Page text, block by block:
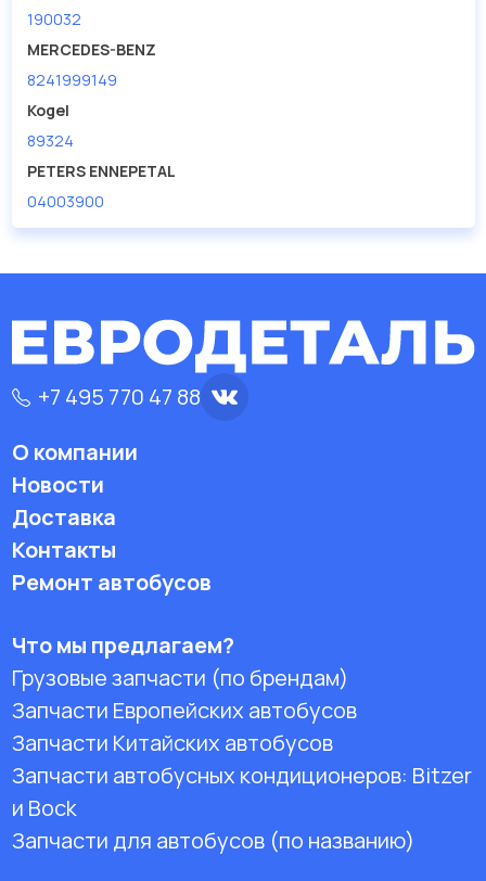
190032
MERCEDES-BENZ
8241999149
Kogel
89324
PETERS ENNEPETAL
04003900
+7 495 770 47 88
О компании
Новости
Доставка
Контакты
Ремонт автобусов
Что мы предлагаем?
Грузовые запчасти (по брендам)
Запчасти Европейских автобусов
Запчасти Китайских автобусов
Запчасти автобусных кондиционеров: Bitzer
и Bock
Запчасти для автобусов (по названию)